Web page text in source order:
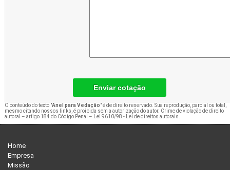
Enviar cotação
O conteúdo do texto "Anel para Vedação" é de direito reservado. Sua reprodução, parcial ou total,
mesmo citando nossos links, é proibida sem a autorização do autor. Crime de violação de direito
autoral – artigo 184 do Código Penal – Lei 9610/98 - Lei de direitos autorais.
Home
Empresa
Missão